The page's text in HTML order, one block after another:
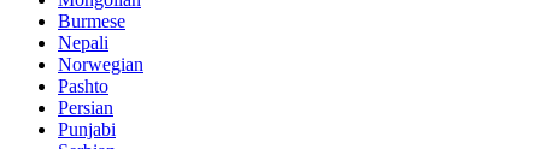
Burmese
Nepali
Norwegian
Pashto
Persian
Punjabi